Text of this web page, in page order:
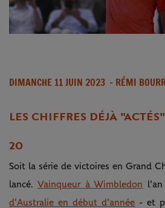
DIMANCHE 11 JUIN 2023 - RÉMI
LES CHIFFRES DÉJÀ
20
Soit la série de victoires en Grand
lancé. Vainqueur à Wimbledon l'an
d'Australie en début d'année - et